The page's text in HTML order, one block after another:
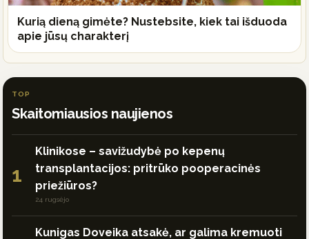
Kurią dieną gimėte? Nustebsite, kiek tai išduoda
apie jūsų charakterį
TOP
Skaitomiausios naujienos
1
Klinikose – savižudybė po kepenų
transplantacijos: pritrūko pooperacinės
priežiūros?
24 rugsėjo
Kunigas Doveika atsakė, ar galima kremuoti